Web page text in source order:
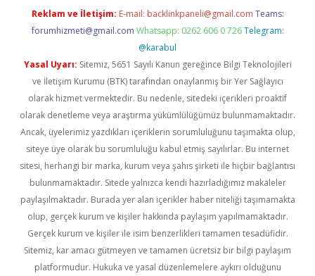
Reklam ve İletişim: E-mail: backlinkpaneli@gmail.com Teams:
forumhizmeti@gmail.com Whatsapp: 0262 606 0 726 Telegram:
@karabul
Yasal Uyarı: Sitemiz, 5651 Sayılı Kanun gereğince Bilgi Teknolojileri
ve İletişim Kurumu (BTK) tarafından onaylanmış bir Yer Sağlayıcı
olarak hizmet vermektedir. Bu nedenle, sitedeki içerikleri proaktif
olarak denetleme veya araştırma yükümlülüğümüz bulunmamaktadır.
Ancak, üyelerimiz yazdıkları içeriklerin sorumluluğunu taşımakta olup,
siteye üye olarak bu sorumluluğu kabul etmiş sayılırlar. Bu internet
sitesi, herhangi bir marka, kurum veya şahıs şirketi ile hiçbir bağlantısı
bulunmamaktadır. Sitede yalnızca kendi hazırladığımız makaleler
paylaşılmaktadır. Burada yer alan içerikler haber niteliği taşımamakta
olup, gerçek kurum ve kişiler hakkında paylaşım yapılmamaktadır.
Gerçek kurum ve kişiler ile isim benzerlikleri tamamen tesadüfidir.
Sitemiz, kar amacı gütmeyen ve tamamen ücretsiz bir bilgi paylaşım
platformudur. Hukuka ve yasal düzenlemelere aykırı olduğunu